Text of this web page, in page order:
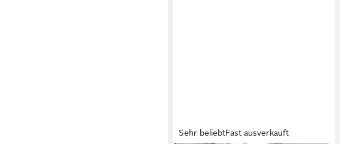
Sehr beliebtFast ausverkauft